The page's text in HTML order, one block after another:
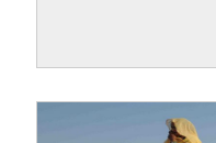
azafrán, pistacho y
aunque…Rad More